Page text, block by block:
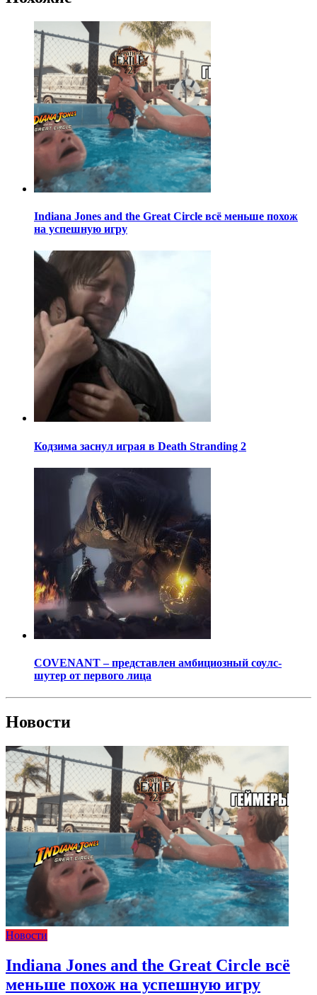
Indiana Jones and the Great Circle всё меньше похож
на успешную игру
Кодзима заснул играя в Death Stranding 2
COVENANT – представлен амбициозный соулс-
шутер от первого лица
Новости
Новости
Indiana Jones and the Great Circle всё
меньше похож на успешную игру